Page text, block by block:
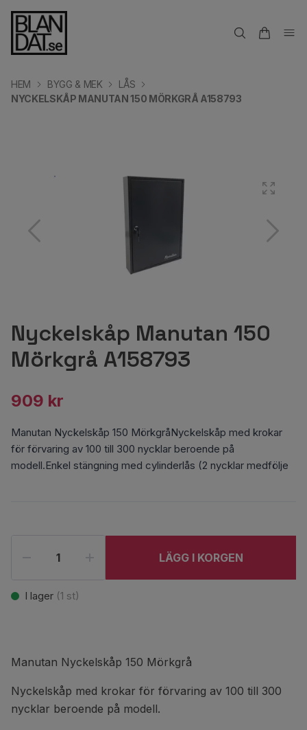
HEM BYGG & MEK
LÅS
NYCKELSKÅP MANUTAN 150 MÖRKGRÅ A158793
Nyckelskåp Manutan 150
Mörkgrå A158793
909 kr
Manutan Nyckelskåp 150 MörkgråNyckelskåp med krokar
för förvaring av 100 till 300 nycklar beroende på
modell.Enkel stängning med cylinderlås (2 nycklar medfölje
LÄGG I KORGEN
I lager (1 st)
Manutan Nyckelskåp 150 Mörkgrå
Nyckelskåp med krokar för förvaring av 100 till 300
nycklar beroende på modell.